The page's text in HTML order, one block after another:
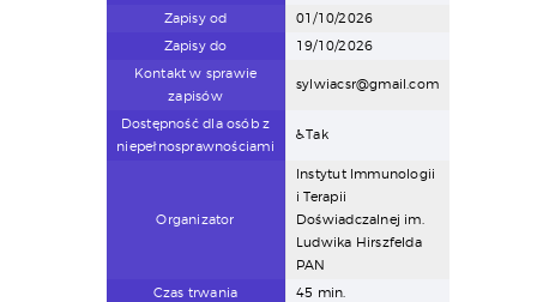
Zapisy od
01/10/2026
Zapisy do
19/10/2026
Kontakt w sprawie
zapisów
sylwiacsr@gmail.com
Dostępność dla osób z
niepełnosprawnościami
♿Tak
Organizator
Instytut Immunologii
i Terapii
Doświadczalnej im.
Ludwika Hirszfelda
PAN
Czas trwania
45 min.